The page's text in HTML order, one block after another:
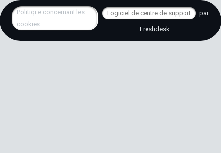
Politique concernant les
cookies
Logiciel de centre de support par
Freshdesk